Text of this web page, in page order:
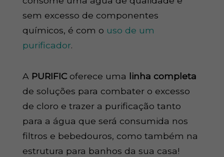
sem excesso de componentes
químicos, é com o uso de um
purificador.
A PURIFICoferece uma linha completa
de soluções para combater o excesso
de cloro e trazer a purificação tanto
para a água que será consumida nos
filtros e bebedouros, como também na
estrutura para banhos da sua casa!